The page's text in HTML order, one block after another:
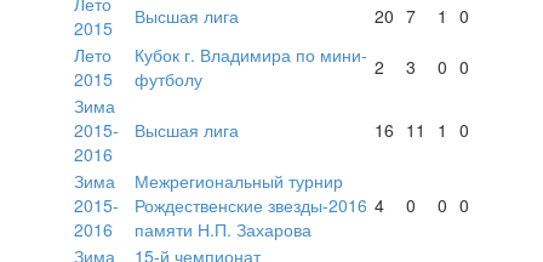
2015
Высшая лига 20 7 1
0
Лето
2015
Кубок г. Владимира по мини-
футболу
2 3 0 0
Зима
2015-
2016
Высшая лига 16 11 1 0
Зима
2015-
2016
Межрегиональный турнир
Рождественские звезды-2016
памяти Н.П. Захарова
4 0 0 0
Зима
15-й чемпионат